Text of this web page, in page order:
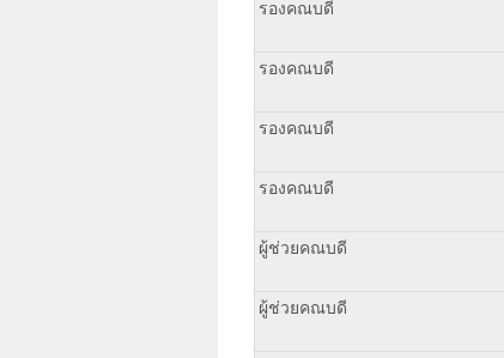
รองคณบดี
รองคณบดี
รองคณบดี
รองคณบดี
ผู้ช่วยคณบดี
ผู้ช่วยคณบดี